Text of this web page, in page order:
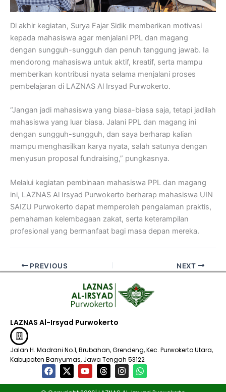
Di akhir kegiatan, Surya Fajar Sidik memberikan motivasi
kepada mahasiswa agar menjalani PPL dan magang
dengan sungguh-sungguh dan penuh tanggung jawab. Ia
mendorong mahasiswa untuk aktif, kreatif, serta mampu
memberikan kontribusi nyata selama menjalani proses
pembelajaran di LAZNAS Al Irsyad Purwokerto.
“Jangan jadi mahasiswa yang biasa-biasa saja, tetapi jadilah
mahasiswa yang luar biasa. Jalani PPL dan magang ini
dengan sungguh-sungguh, dan saya berharap kalian
mampu menghasilkan karya nyata, salah satunya dengan
menyusun proposal fundraising,” pungkasnya.
Melalui kegiatan pembinaan mahasiswa PPL dan magang
ini, LAZNAS Al Irsyad Purwokerto berharap mahasiswa UIN
SAIZU Purwokerto dapat memperoleh pengalaman praktis,
pemahaman kelembagaan zakat, serta keterampilan
profesional yang bermanfaat bagi masa depan mereka.
PREVIOUS NEXT
LAZNAS Al-Irsyad Purwokerto
Jalan H. Madrani No.1, Brubahan, Grendeng, Kec. Purwokerto Utara,
Kabupaten Banyumas, Jawa Tengah 53122​
F
a
c
X
-
t
Y
o
u
T
h
r
I
n
s
W
h
a